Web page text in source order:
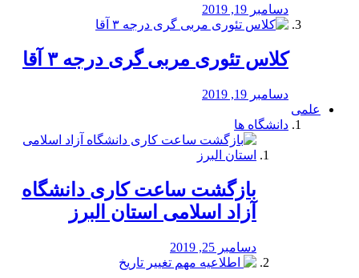
دسامبر 19, 2019
کلاس تئوری مربی گری درجه ۳ آقا
دسامبر 19, 2019
علمی
دانشگاه ها
بازگشت ساعت کاری دانشگاه
آزاد اسلامی استان البرز
دسامبر 25, 2019